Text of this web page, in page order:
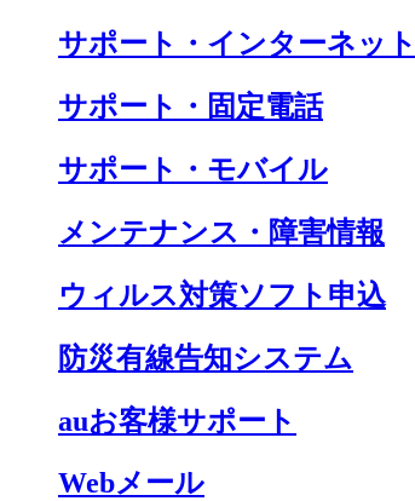
サポート・インターネット
サポート・固定電話
サポート・モバイル
メンテナンス・障害情報
ウィルス対策ソフト申込
防災有線告知システム
auお客様サポート
Webメール